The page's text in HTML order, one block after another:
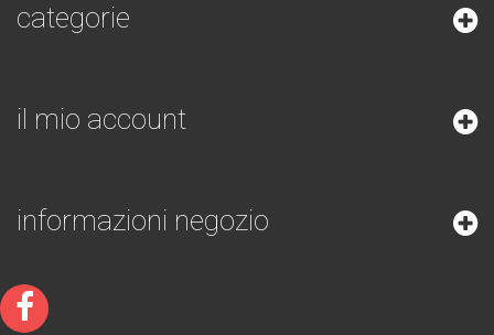
categorie
il mio account
informazioni negozio